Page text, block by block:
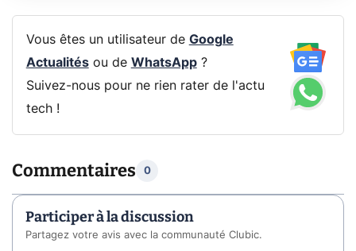
Vous êtes un utilisateur de Google
Actualitésou de WhatsApp?
Suivez-nous pour ne rien rater de l'actu
tech !
Commentaires 0
Participer à la discussion
Partagez votre avis avec la communauté Clubic.